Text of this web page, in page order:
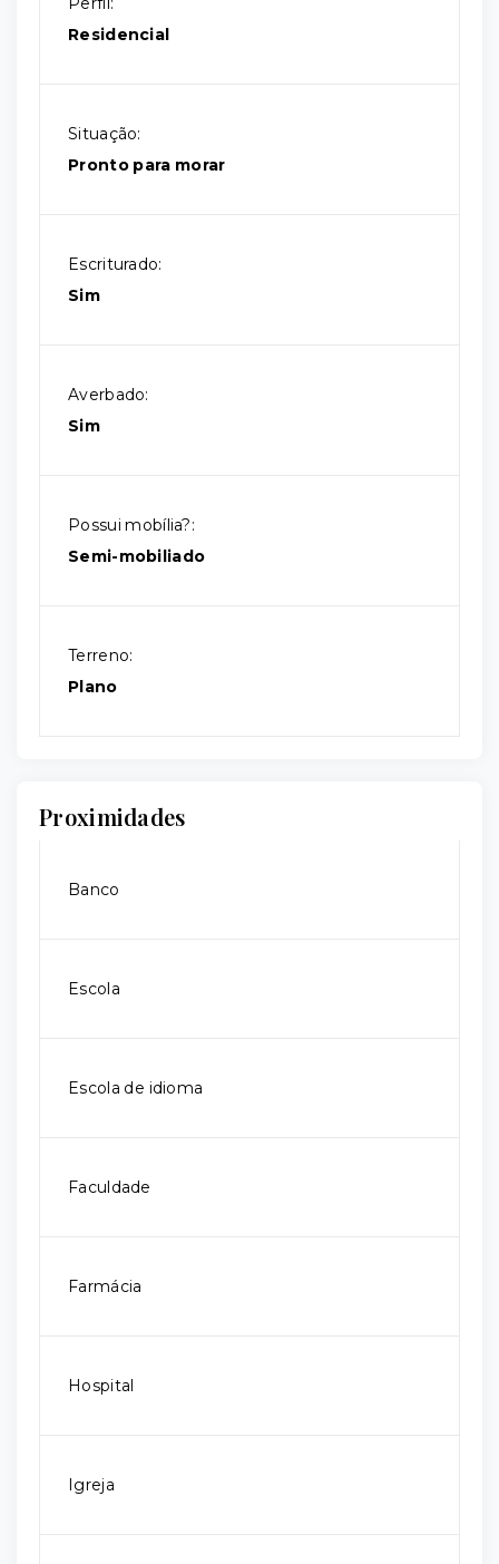
Residencial
Situação:
Pronto para morar
Escriturado:
Sim
Averbado:
Sim
Possui mobília?:
Semi-mobiliado
Terreno:
Plano
Proximidades
Banco
Escola
Escola de idioma
Faculdade
Farmácia
Hospital
Igreja